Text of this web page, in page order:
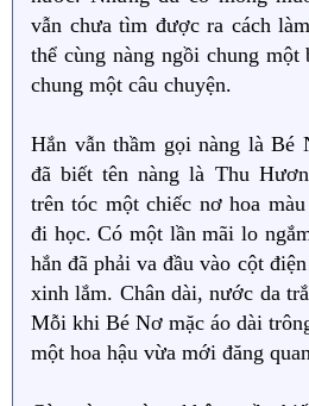
vẫn chưa tìm được ra cách
thể cùng nàng ngồi chung
chung một câu chuyện.
Hắn vẫn thầm gọi nàng là Bé
đã biết tên nàng là Thu
trên tóc một chiếc nơ hoa
đi học. Có một lần mãi lo
hắn đã phải va đầu vào cột
xinh lắm. Chân dài, nước da
Mỗi khi Bé Nơ mặc áo dài
một hoa hậu vừa mới đăng